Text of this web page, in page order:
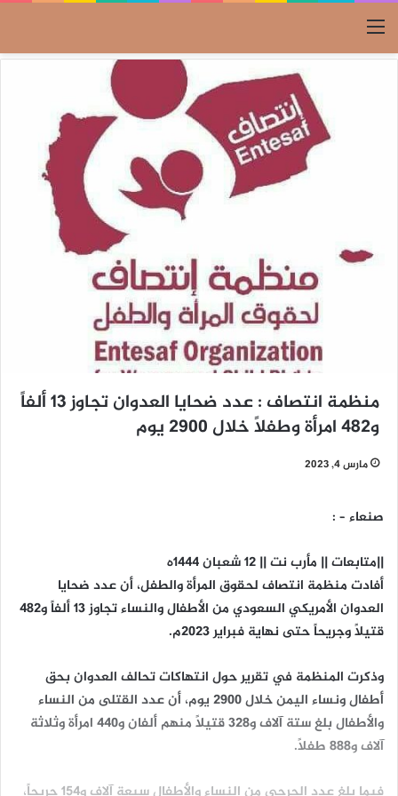
القائمة
منظمة انتصاف : عدد ضحايا العدوان تجاوز 13 ألفاً
و482 امرأة وطفلاً خلال 2900 يوم
مارس 4, 2023
صنعاء – :
||متابعات || مأرب نت || ١٢ شعبان 1444ه
أفادت منظمة انتصاف لحقوق المرأة والطفل، أن عدد ضحايا
العدوان الأمريكي السعودي من الأطفال والنساء تجاوز 13 ألفاً و482
قتيلاً وجريحاً حتى نهاية فبراير 2023م.
وذكرت المنظمة في تقرير حول انتهاكات تحالف العدوان بحق
أطفال ونساء اليمن خلال 2900 يوم، أن عدد القتلى من النساء
والأطفال بلغ ستة آلاف و328 قتيلاً منهم ألفان و440 امرأة وثلاثة
آلاف و888 طفلاً.